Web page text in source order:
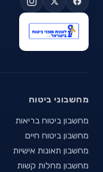
מחשבוני ביטוח
מחשבון ביטוח בריאות
מחשבון ביטוח חיים
מחשבון תאונות אישיות
מחשבון מחלות קשות